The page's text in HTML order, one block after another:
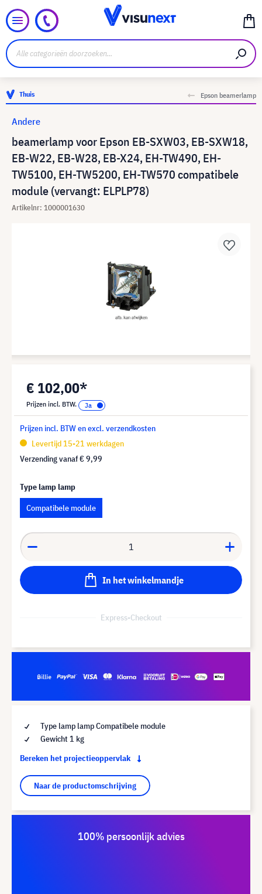
Thuis Epson beamerlamp
beamerlamp voor Epson EB-SXW03, EB-SXW18,
EB-W22, EB-W28, EB-X24, EH-TW490, EH-
TW5100, EH-TW5200, EH-TW570 compatibele
module (vervangt: ELPLP78)
Artikelnr: 1000001630
Andere
€ 102,00*
Prijzen incl. BTW.
Prijzen incl. BTW en excl. verzendkosten
Levertijd 15-21 werkdagen
Verzending vanaf€ 9,99
Type lamp lamp
Compatibele module
In het winkelmandje
Express-Checkout
Type lamp lamp Compatibele module
Gewicht 1 kg
Bereken het projectieoppervlak
Naar de productomschrijving
100% persoonlijk advies